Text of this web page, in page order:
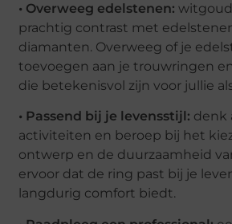
• Overweeg edelstenen:
prachtig contrast met
diamanten. Overweeg of je
toevoegen aan je trouwringen
die betekenisvol zijn voor jullie
• Passend bij je levensstijl: denk
activiteiten en beroep bij het
ontwerp en de duurzaamheid
ervoor dat de ring past bij je
langdurig comfort biedt.